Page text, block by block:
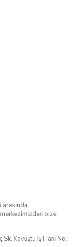
bize
Kavuştu İş Hanı No: